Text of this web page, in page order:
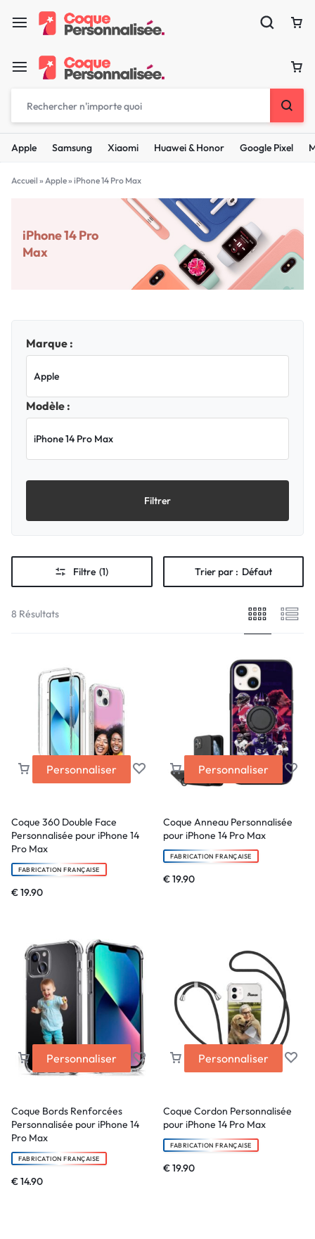
Apple Samsung Xiaomi Huawei & Honor Google Pixel
Accueil » Apple» iPhone 14 Pro Max
iPhone 14 Pro
Max
Marque :
Modèle :
Filtrer
Filtre (1) Trier par : Défaut
8 Résultats
Personnaliser
Coque 360 Double Face
Personnalisée pour iPhone 14
Pro Max
FABRICATION FRANÇAISE
€19.90
Personnaliser
Coque Anneau Personnalisée
pour iPhone 14 Pro Max
FABRICATION FRANÇAISE
€19.90
Personnaliser
Coque Bords Renforcées
Personnalisée pour iPhone 14
Pro Max
FABRICATION FRANÇAISE
€14.90
Personnaliser
Coque Cordon Personnalisée
pour iPhone 14 Pro Max
FABRICATION FRANÇAISE
€19.90